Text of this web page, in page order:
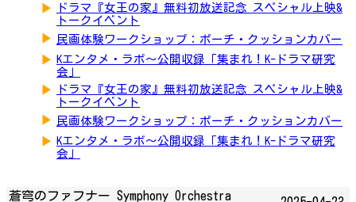
▶
ドラマ『女王の家』無料初放送記念 スペシャル上映&
トークイベント
▶ 民画体験ワークショップ：ポーチ・クッションカバー
▶ Kエンタメ・ラボ～公開収録「集まれ！K-ドラマ研究
会」
▶
ドラマ『女王の家』無料初放送記念 スペシャル上映&
トークイベント
▶ 民画体験ワークショップ：ポーチ・クッションカバー
▶ Kエンタメ・ラボ～公開収録「集まれ！K-ドラマ研究
会」
蒼穹のファフナー Symphony Orchestra